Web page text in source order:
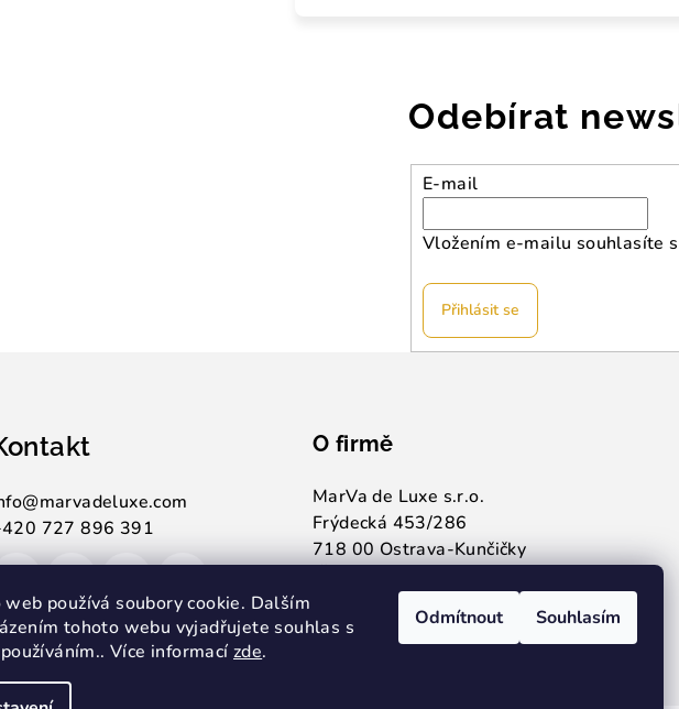
web používá soubory cookie. Dalším
tohoto webu vyjadřujete souhlas s
Více informací zde.
Odmítnout Souhlasím
Odebírat
E-mail
Vložením e-mailu souhlasíte s
Přihlásit se
@marvadeluxe.com
727 896 391
O firmě
MarVa de Luxe s.r.o.
Frýdecká 453/286
718 00 Ostrava-Kunčičky
Nejsme plátci DPH.